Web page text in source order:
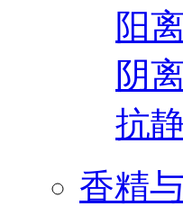
阳
阴
抗
香精